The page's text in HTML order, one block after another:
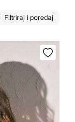
Filtriraj i poredaj